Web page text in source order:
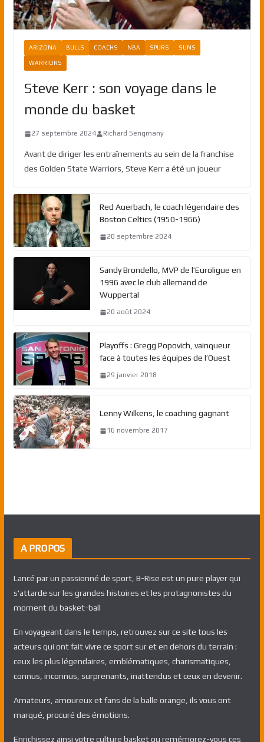
ARIZONA BULLS COACHS NBA SPURS SUNS
WARRIORS
Steve Kerr : son voyage dans le
monde du basket
27 septembre 2024 Richard Sengmany
Avant de diriger les entraînements au sein de la franchise
des Golden State Warriors, Steve Kerr a été un joueur
Red Auerbach, le coach légendaire des
Boston Celtics (1950-1966)
20 septembre 2024
Sandy Brondello, MVP de l’Euroligue en
1996 avec le club allemand de
Wuppertal
20 août 2024
Playoffs : Gregg Popovich, vainqueur
face à toutes les équipes de l’Ouest
29 janvier 2018
Lenny Wilkens, le coaching gagnant
16 novembre 2017
A PROPOS
Lancé par un passionné de sport, B-Rise est un pure player qui
s'attarde sur les grandes histoires et les protagnonistes du
moment du basket-ball
En voyageant dans le temps, retrouvez sur ce site tous les
acteurs qui ont fait vivre ce sport sur et en dehors du terrain :
ceux les plus légendaires, emblématiques, charismatiques,
connus, inconnus, surprenants, inattendus et ceux en devenir.
Amateurs, amoureux et fans de la balle orange, ils vous ont
marqué, procuré des émotions.
Enrichissez ainsi votre culture basket ou remémorez-vous ces